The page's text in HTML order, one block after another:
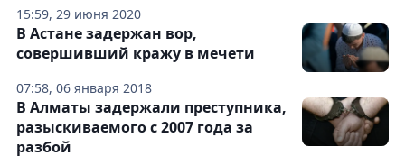
15:59, 29 июня 2020
07:58, 06 января 2018
В Астане задержан вор,
совершивший кражу в мечети
В Алматы задержали преступника,
разыскиваемого с 2007 года за
разбой